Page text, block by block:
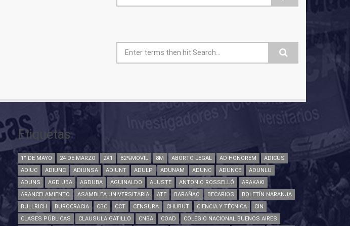
Formulario de búsqueda
Etiquetas
1° DE MAYO 24 DE MARZO 2X1 82%MOVIL 8M ABORTO LEGAL AD HONOREM
ADICUS
ADIUC
ADIUNC ADIUNSA ADIUNT ADULP ADUNAM ADUNC ADUNCE
ADUNLU
ADUNS
AGD UBA AGDUBA AGUINALDO AJUSTE ANTONIO ROSSELLÓ
ARAKAKI
ARANCELAMIENTO
ASAMBLEA UNIVERSITARIA ATE BARAÑAO BECARIOS
BOLETÍN NARANJA
BULLRICH
BUROCRACIA CBC CCT CENSURA CHUBUT CIENCIA Y TÉCNICA
CIN
CLASES PÚBLICAS
CLAUSULA GATILLO CNBA COAD COLEGIO NACIONAL BUENOS AIRES